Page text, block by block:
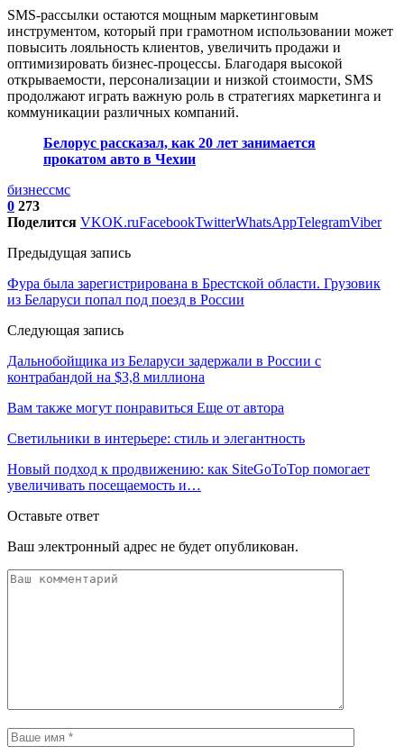
SMS-рассылки остаются мощным маркетинговым
инструментом, который при грамотном использовании может
повысить лояльность клиентов, увеличить продажи и
оптимизировать бизнес-процессы. Благодаря высокой
открываемости, персонализации и низкой стоимости, SMS
продолжают играть важную роль в стратегиях маркетинга и
коммуникации различных компаний.
Белорус рассказал, как 20 лет занимается
прокатом авто в Чехии
бизнессмс
0 273
Поделится VKOK.ruFacebookTwitterWhatsAppTelegramViber
Предыдущая запись
Фура была зарегистрирована в Брестской области. Грузовик
из Беларуси попал под поезд в России
Следующая запись
Дальнобойщика из Беларуси задержали в России с
контрабандой на $3,8 миллиона
Вам также могут понравиться Еще от автора
Светильники в интерьере: стиль и элегантность
Новый подход к продвижению: как SiteGoToTop помогает
увеличивать посещаемость и…
Оставьте ответ
Ваш электронный адрес не будет опубликован.